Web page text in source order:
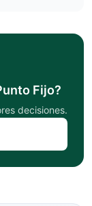
Fijo?
decisiones.